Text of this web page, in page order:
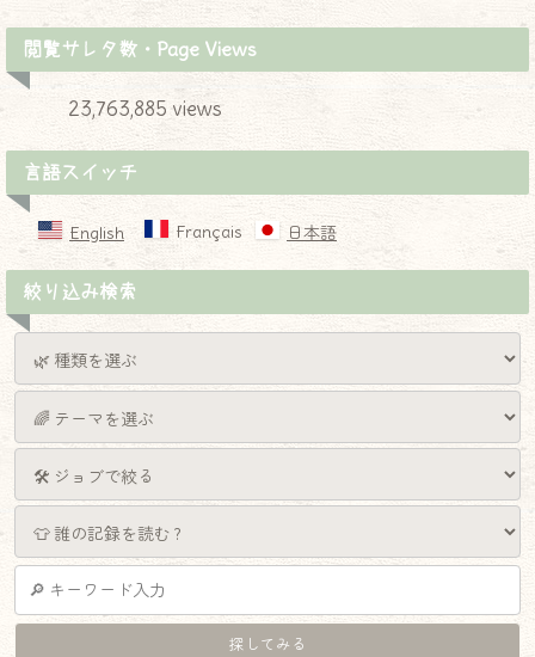
閲覧サレタ数・Page Views
23,763,885 views
言語スイッチ
English Français 日本語
絞り込み検索